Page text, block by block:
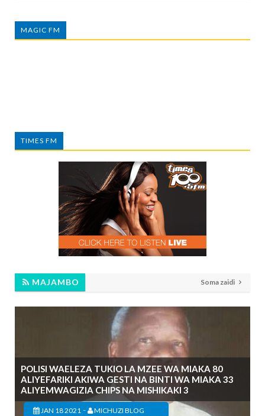
MAGIC FM
TIMES FM
MAJAMBO Soma zaidi
POLISI WAELEZA TUKIO LA MZEE WA MIAKA 80
ALIYEFARIKI AKIWA GESTI NA BINTI WA MIAKA 33
ALIYEMWAGIZIA CHIPS NA MISHIKAKI 3
JAN 18 2021 - MICHUZI BLOG